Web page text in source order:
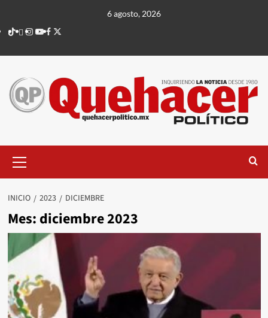
contenido
6 agosto, 2026
TikTok
threads
Instagram
Youtube
Facebook
X
principal
INICIO 2023 DICIEMBRE
Mes: diciembre 2023